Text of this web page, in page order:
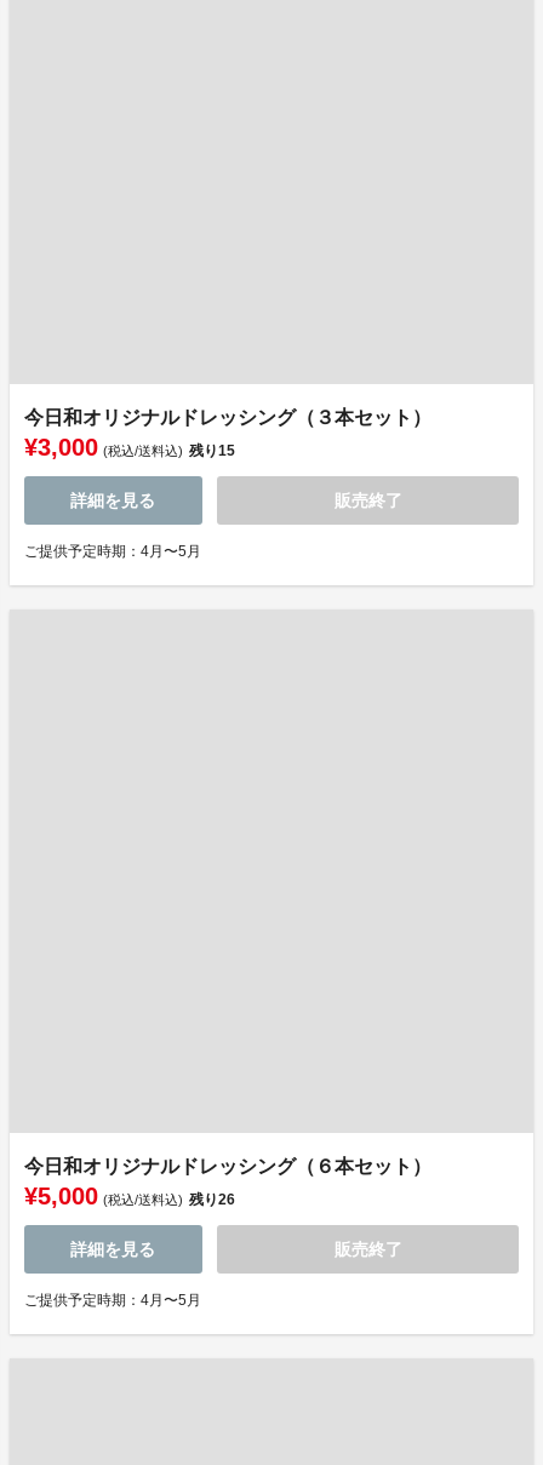
今日和オリジナルドレッシング（３本セット）
¥3,000 (税込/送料込) 残り15
詳細を見る 販売終了
ご提供予定時期：4月〜5月
今日和オリジナルドレッシング（６本セット）
¥5,000 (税込/送料込) 残り26
詳細を見る 販売終了
ご提供予定時期：4月〜5月